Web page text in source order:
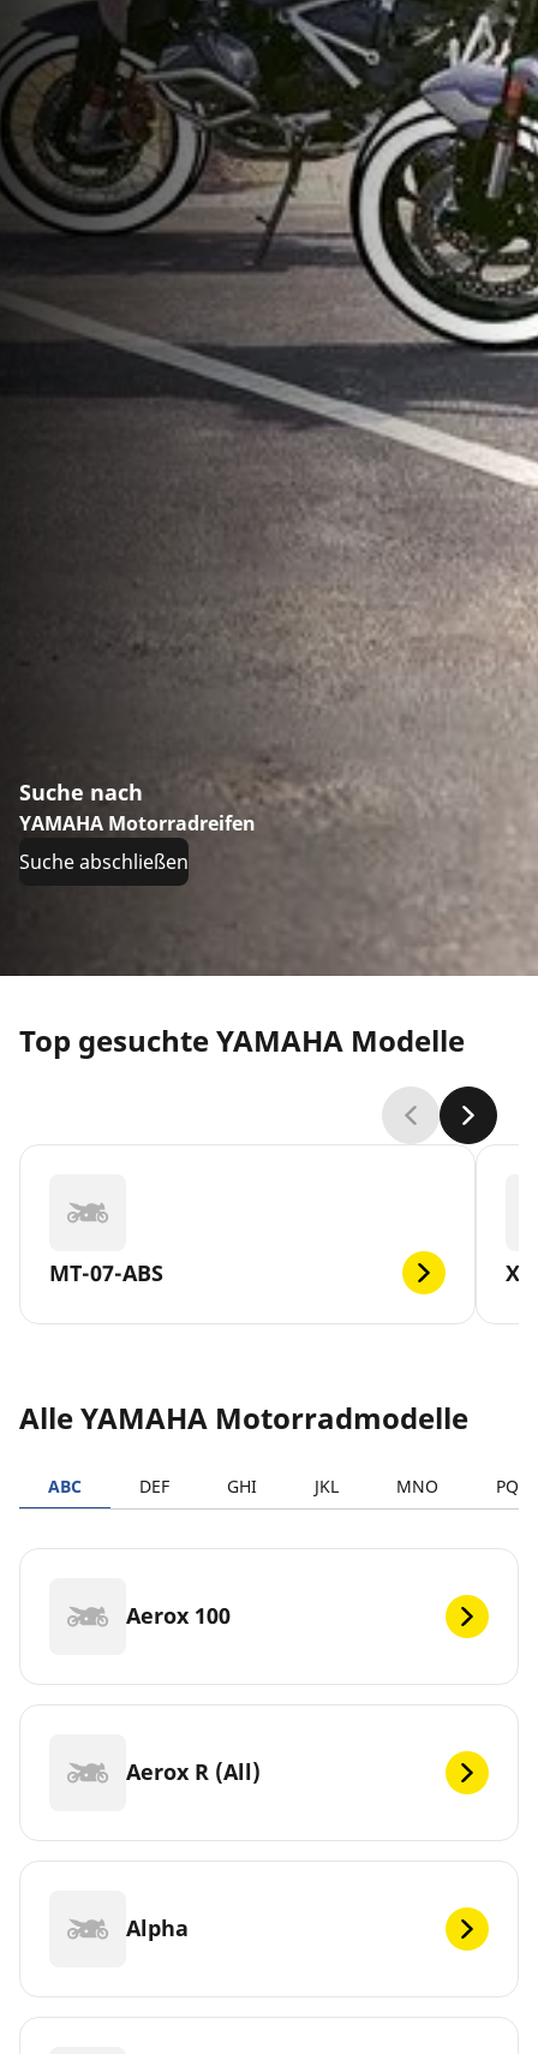
Suche nach
YAMAHA Motorradreifen
Suche abschließen
Top gesuchte YAMAHA Modelle
MT-07-ABS
Alle YAMAHA Motorradmodelle
ABC DEF GHI JKL MNO PQRS
Aerox 100
Aerox R (All)
Alpha